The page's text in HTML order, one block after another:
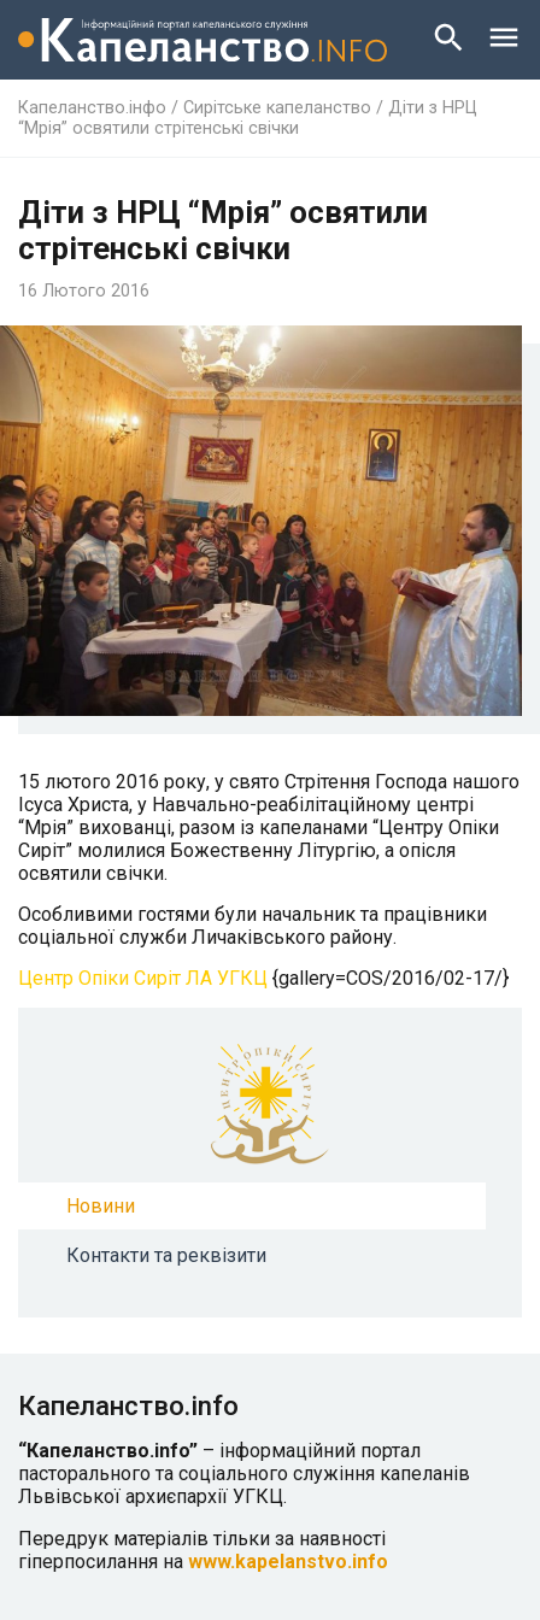
Капеланство.інфо / Сирітське капеланство / Діти з НРЦ
“Мрія” освятили стрітенські свічки
Діти з НРЦ “Мрія” освятили
стрітенські свічки
16 Лютого 2016
15 лютого 2016 року, у свято Стрітення Господа нашого
Ісуса Христа, у Навчально-реабілітаційному центрі
“Мрія” вихованці, разом із капеланами “Центру Опіки
Сиріт” молилися Божественну Літургію, а опісля
освятили свічки.
Особливими гостями були начальник та працівники
соціальної служби Личаківського району.
Центр Опіки Сиріт ЛА УГКЦ {gallery=COS/2016/02-17/}
Новини
Контакти та реквізити
Капеланство.info
“Капеланство.info” – інформаційний портал
пасторального та соціального служіння капеланів
Львівської архиєпархії УГКЦ.
Передрук матеріалів тільки за наявності
гіперпосилання на www.kapelanstvo.info